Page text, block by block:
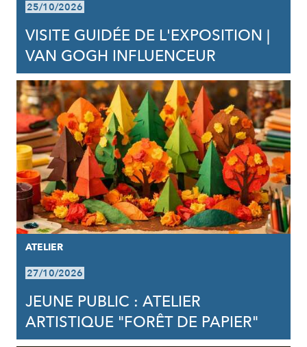
25/10/2026
VISITE GUIDÉE DE L'EXPOSITION |
VAN GOGH INFLUENCEUR
ATELIER
27/10/2026
JEUNE PUBLIC : ATELIER
ARTISTIQUE "FORÊT DE PAPIER"